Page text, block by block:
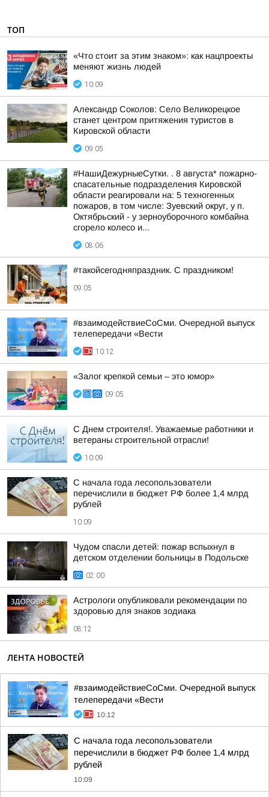
ТОП
«Что стоит за этим знаком»: как нацпроекты
меняют жизнь людей
10:09
Александр Соколов: Село Великорецкое
станет центром притяжения туристов в
Кировской области
09:05
#НашиДежурныеСутки. . 8 августа* пожарно-
спасательные подразделения Кировской
области реагировали на: 5 техногенных
пожаров, в том числе: Зуевский округ, у п.
Октябрьский - у зерноуборочного комбайна
сгорело колесо и...
08:06
#такойсегодняпраздник. С праздником!
09:05
#взаимодействиеСоСми. Очередной выпуск
телепередачи «Вести
10:12
«Залог крепкой семьи – это юмор»
09:05
С Днем строителя!. Уважаемые работники и
ветераны строительной отрасли!
10:09
С начала года лесопользователи
перечислили в бюджет РФ более 1,4 млрд
рублей
10:09
Чудом спасли детей: пожар вспыхнул в
детском отделении больницы в Подольске
02:00
Астрологи опубликовали рекомендации по
здоровью для знаков зодиака
08:12
ЛЕНТА НОВОСТЕЙ
#взаимодействиеСоСми. Очередной выпуск
телепередачи «Вести
10:12
С начала года лесопользователи
перечислили в бюджет РФ более 1,4 млрд
рублей
10:09